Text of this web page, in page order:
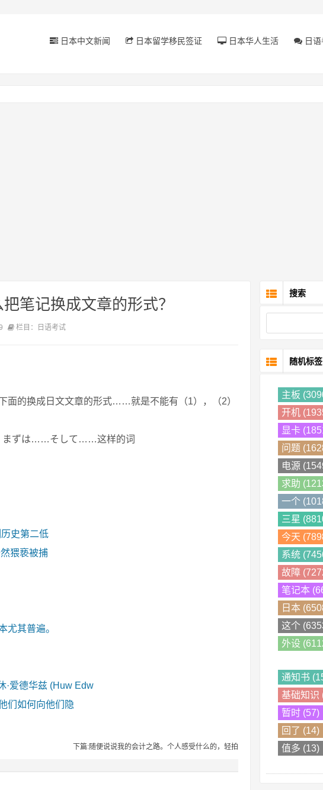
日本中文新闻 日本留学移民签证 日本华人生活 日
笔记换成文章的形式？
栏目：日语考试
面的换成日文文章的形式……就是不能有（1），（2）
まずは……そして……这样的词
史第二低
猥亵被捕
尤其普遍。
·爱德华兹 (Huw Edw
们如何向他们隐
下篇:随便说说我的会计之路。个人感受什么的，轻拍
搜索
随机标签
主板
开机
显卡
问题
电源
求助
一个
三星
今天
系统
故障
笔记本
日本
这个
外设
通知书
基础知识
暂时 (57)
回了 (14)
值多 (13)